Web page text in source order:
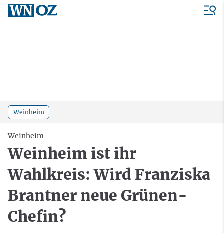
Weinheim
Weinheim
Weinheim ist ihr
Wahlkreis: Wird Franziska
Brantner neue Grünen-
Chefin?